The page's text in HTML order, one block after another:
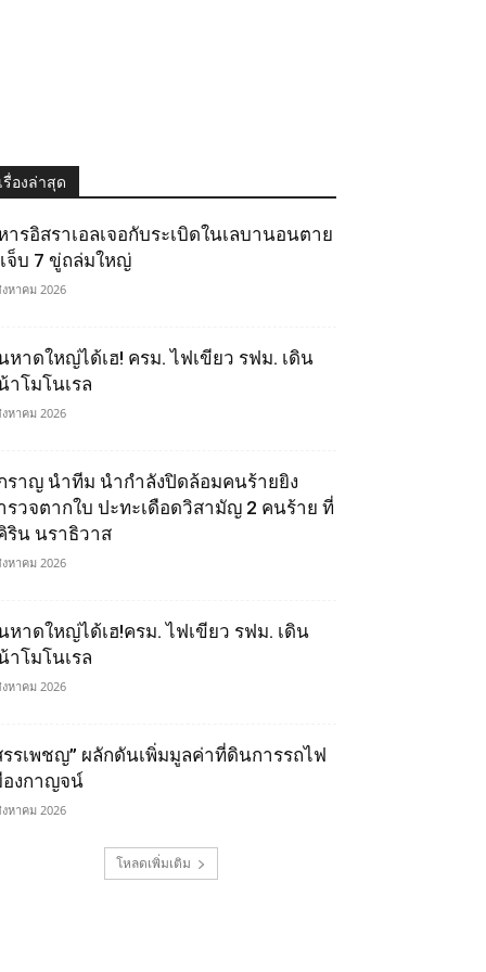
เรื่องล่าสุด
ารอิสราเอลเจอกับระเบิดในเลบานอนตาย
จ็บ 7 ขู่ถล่มใหญ่
หาคม 2026
หาดใหญ่ได้เฮ! ครม. ไฟเขียว รฟม. เดิน
าโมโนเรล
หาคม 2026
ราญ นำทีม นำกำลังปิดล้อมคนร้ายยิง
รวจตากใบ ปะทะเดือดวิสามัญ 2 คนร้าย ที่
ริน นราธิวาส
หาคม 2026
หาดใหญ่ได้เฮ!ครม. ไฟเขียว รฟม. เดิน
าโมโนเรล
หาคม 2026
รรเพชญ” ผลักดันเพิ่มมูลค่าที่ดินการรถไฟ
องกาญจน์
หาคม 2026
โหลดเพิ่มเติม